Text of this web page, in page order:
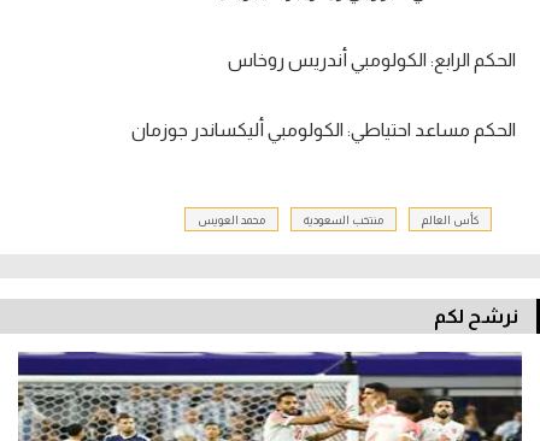
الحكم الرابع: الكولومبي أندريس روخاس
الحكم مساعد احتياطي: الكولومبي أليكساندر جوزمان
كأس العالم منتخب السعودية محمد العويس
نرشح لكم